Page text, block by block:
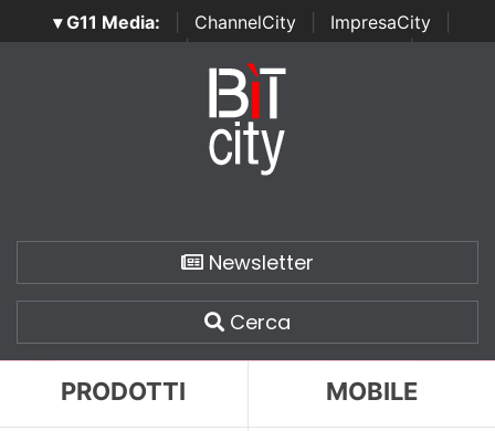
▾ G11 Media: ChannelCity ImpresaCity
SecurityOpenLab | Italian Channel Awards | Italian
Italian Security Awards
Newsletter
Cerca
PRODOTTI MOBILE